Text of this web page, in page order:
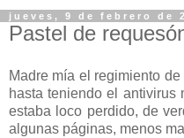
jueves, 9 de febrero de
Pastel de
Madre mía el regimiento
hasta teniendo el antivirus
estaba loco perdido, de
algunas páginas, menos